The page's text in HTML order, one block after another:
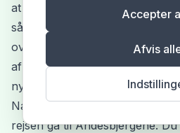
at gå til — uden at gå på
så er peruviansk kaffe et oplagt
over for både filterbrygning og
afrundede karakter gør den til
nybegyndere og garvede
Næste gang du vil prøve noget
rejsen gå til Andesbjergene.
Accepter
Afvis